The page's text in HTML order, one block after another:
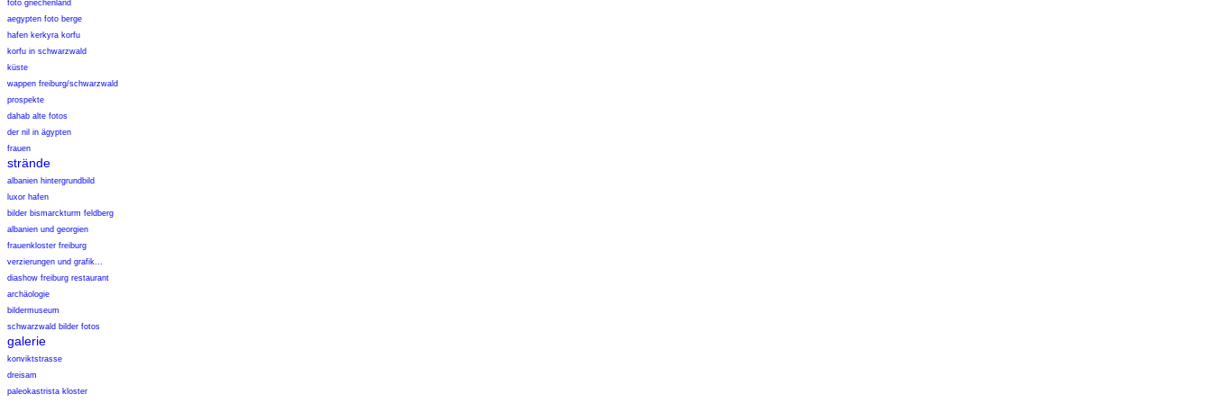
foto griechenland
aegypten foto berge
hafen kerkyra korfu
korfu in schwarzwald
küste
wappen freiburg/schwarzwald
prospekte
dahab alte fotos
der nil in ägypten
frauen
strände
albanien hintergrundbild
luxor hafen
bilder bismarckturm feldberg
albanien und georgien
frauenkloster freiburg
verzierungen und grafik...
diashow freiburg restaurant
archäologie
bildermuseum
schwarzwald bilder fotos
galerie
konviktstrasse
dreisam
paleokastrista kloster